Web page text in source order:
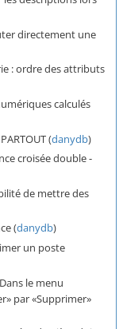
directement une
: ordre des attributs
calculés
(danydb)
croisée double -
de mettre des
(danydb)
un poste
le menu
par «Supprimer»